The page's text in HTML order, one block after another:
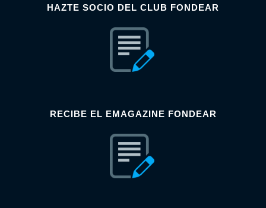
HAZTE SOCIO DEL CLUB FONDEAR
RECIBE EL EMAGAZINE FONDEAR